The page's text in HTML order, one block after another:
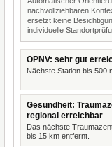
nachvollziehbaren
ersetzt keine
individuelle
ÖPNV: sehr gut
Nächste Station bis 500
Gesundheit:
regional erreichbar
Das nächste
bis 15 km entfernt.